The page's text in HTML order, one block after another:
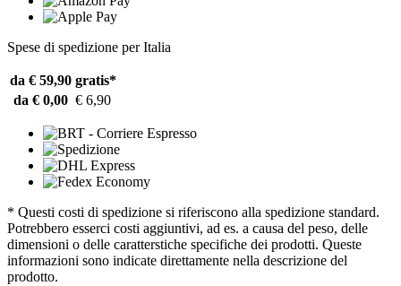
Spese di spedizione per Italia
da € 59,90 gratis*
da € 0,00 € 6,90
* Questi costi di spedizione si riferiscono alla spedizione standard.
Potrebbero esserci costi aggiuntivi, ad es. a causa del peso, delle
dimensioni o delle caratterstiche specifiche dei prodotti. Queste
informazioni sono indicate direttamente nella descrizione del
prodotto.